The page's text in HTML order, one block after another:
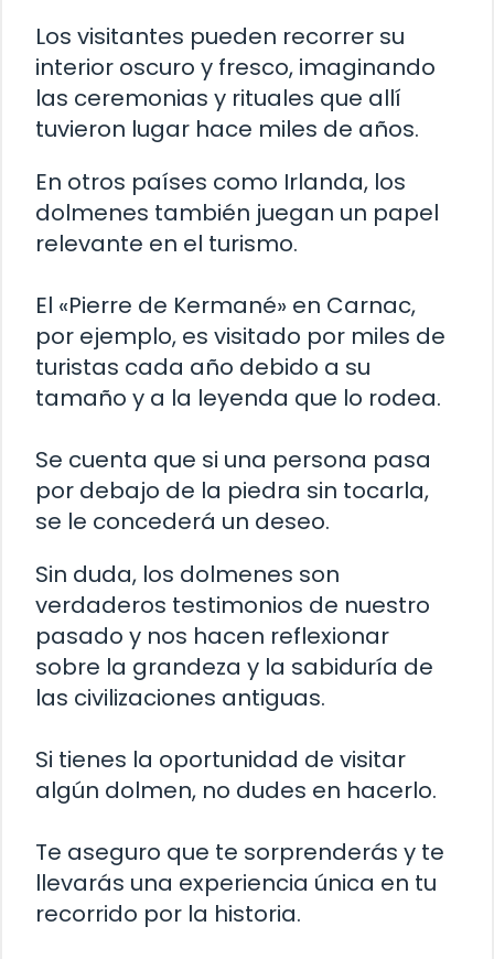
Los visitantes pueden recorrer su
interior oscuro y fresco, imaginando
las ceremonias y rituales que allí
tuvieron lugar hace miles de años.
En otros países como Irlanda, los
dolmenes también juegan un papel
relevante en el turismo.
El «Pierre de Kermané» en Carnac,
por ejemplo, es visitado por miles de
turistas cada año debido a su
tamaño y a la leyenda que lo rodea.
Se cuenta que si una persona pasa
por debajo de la piedra sin tocarla,
se le concederá un deseo.
Sin duda, los dolmenes son
verdaderos testimonios de nuestro
pasado y nos hacen reflexionar
sobre la grandeza y la sabiduría de
las civilizaciones antiguas.
Si tienes la oportunidad de visitar
algún dolmen, no dudes en hacerlo.
Te aseguro que te sorprenderás y te
llevarás una experiencia única en tu
recorrido por la historia.